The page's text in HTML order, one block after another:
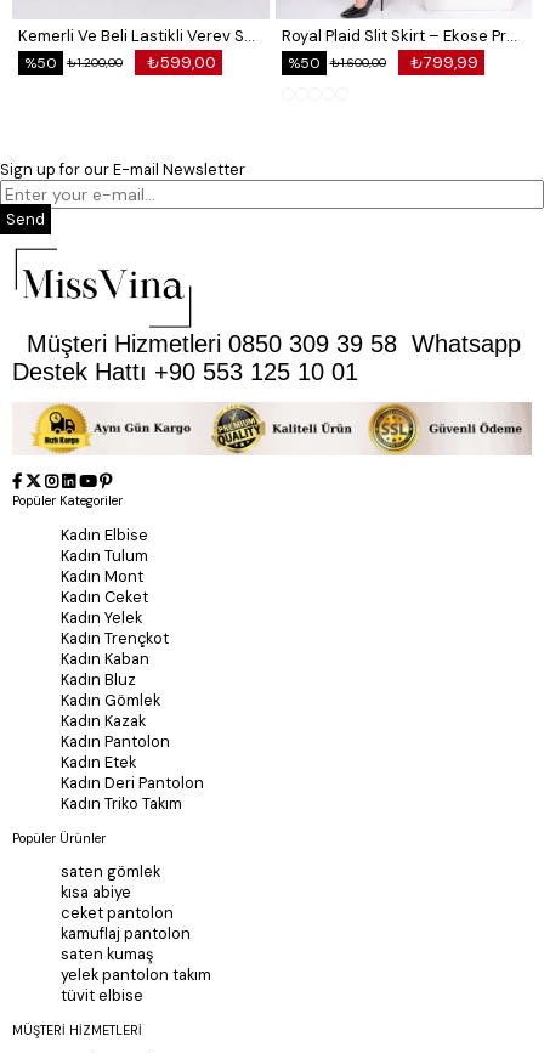
Kemerli Ve Beli Lastikli Verev Saten Etek 6791
₺599,00
₺1.200,00
%50
Royal Plaid Slit Skirt – Ekose Premium Long Skirt 6831
₺799,99
₺1.600,00
%50
Sign up for our E-mail Newsletter
Send
Müşteri Hizmetleri 0850 309 39 58 Whatsapp
Destek Hattı +90 553 125 10 01
Popüler Kategoriler
Kadın Elbise
Kadın Tulum
Kadın Mont
Kadın Ceket
Kadın Yelek
Kadın Trençkot
Kadın Kaban
Kadın Bluz
Kadın Gömlek
Kadın Kazak
Kadın Pantolon
Kadın Etek
Kadın Deri Pantolon
Kadın Triko Takım
Popüler Ürünler
saten gömlek
kısa abiye
ceket pantolon
kamuflaj pantolon
saten kumaş
yelek pantolon takım
tüvit elbise
MÜŞTERİ HİZMETLERİ